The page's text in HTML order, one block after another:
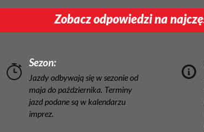
Zobacz odpowiedzi na
Sezon:
Jazdy odbywają się w sezonie od
maja do października. Terminy
jazd podane są w kalendarzu
imprez.